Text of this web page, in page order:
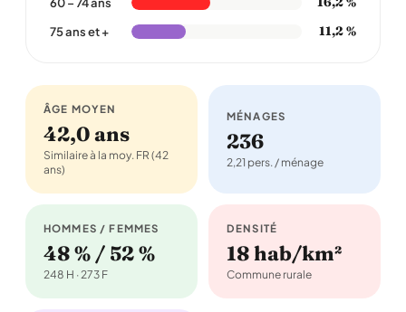
75 ans et + 11,2 %
ÂGE MOYEN
42,0 ans
Similaire à la moy. FR (42
ans)
MÉNAGES
236
2,21 pers. / ménage
HOMMES / FEMMES
48 % / 52 %
248 H · 273 F
DENSITÉ
18 hab/km²
Commune rurale